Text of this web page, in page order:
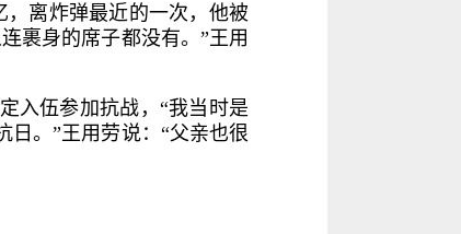
离炸弹最近的一次，他被
裹身的席子都没有。”王用
入伍参加抗战，“我当时是
日。”王用劳说：“父亲也很